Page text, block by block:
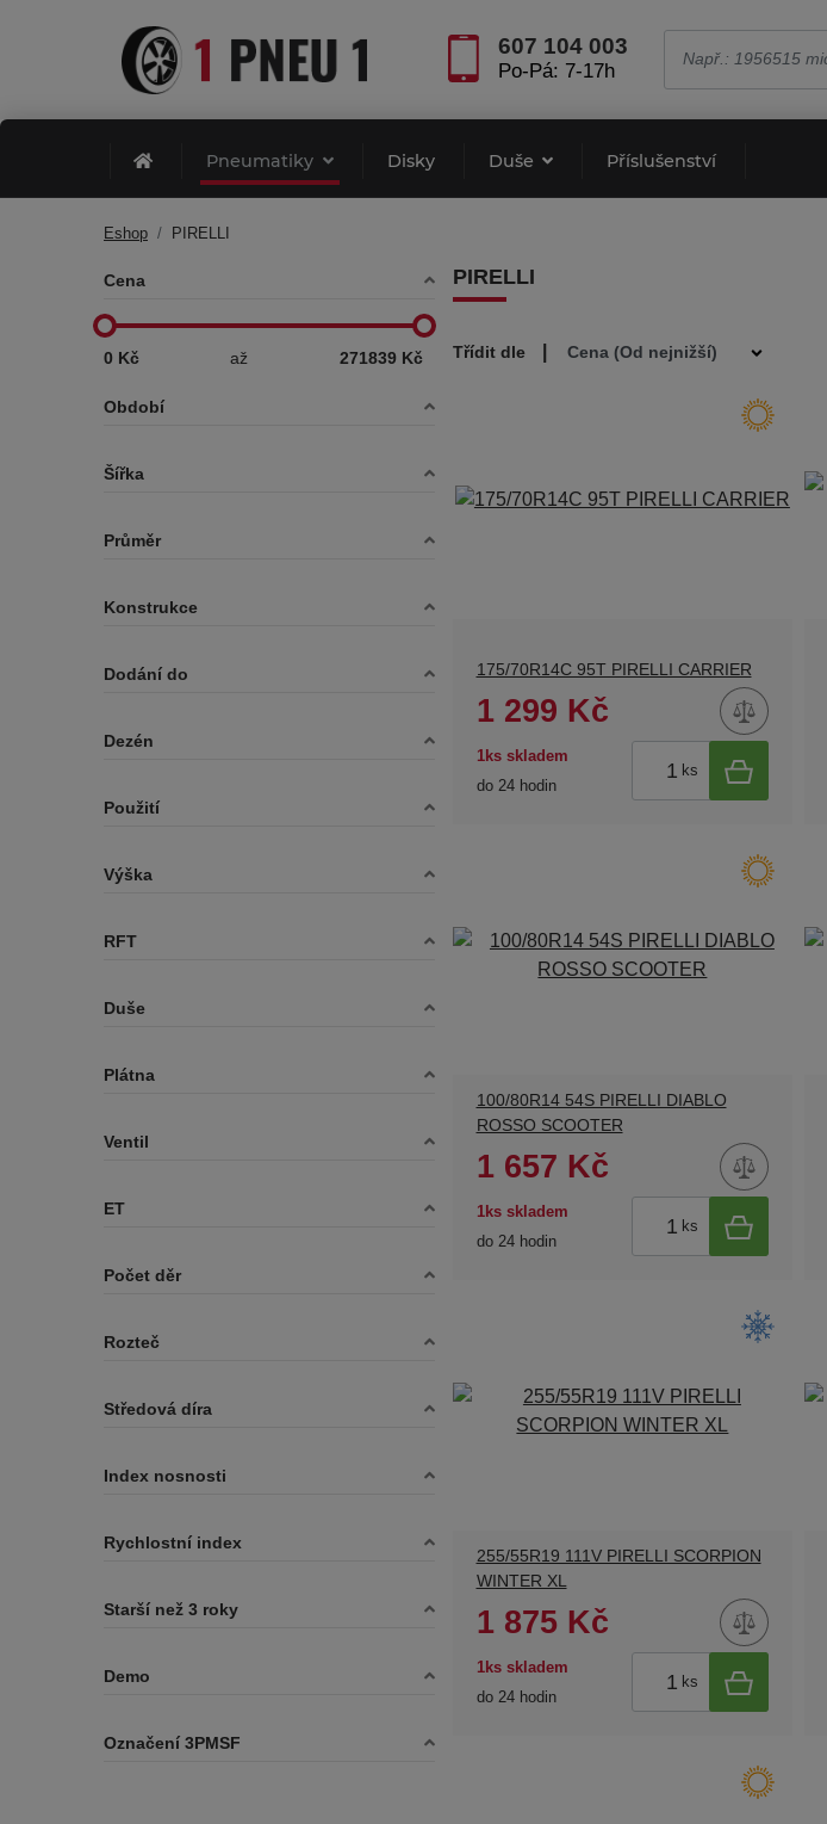
607 104 003
Po-Pá: 7-17h
Pneumatiky Disky Duše Příslušenství
Eshop PIRELLI
Cena
0 Kč až 271839 Kč
Období
Šířka
Průměr
Konstrukce
Dodání do
Dezén
Použití
Výška
RFT
Duše
Plátna
Ventil
ET
Počet děr
Rozteč
Středová díra
Index nosnosti
Rychlostní index
Starší než 3 roky
Demo
Označení 3PMSF
PIRELLI
Třídit dle
175/70R14C 95T PIRELLI CARRIER
1 299 Kč
1ks skladem
do 24 hodin
ks
100/80R14 54S PIRELLI DIABLO
ROSSO SCOOTER
1 657 Kč
1ks skladem
do 24 hodin
ks
255/55R19 111V PIRELLI SCORPION
WINTER XL
1 875 Kč
1ks skladem
do 24 hodin
ks